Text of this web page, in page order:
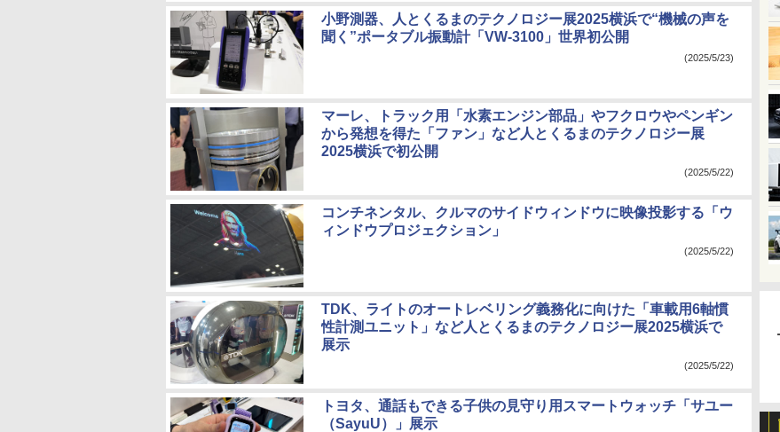
小野測器、人とくるまのテクノロジー展2025横浜で“機械の声を
聞く”ポータブル振動計「VW-3100」世界初公開
(2025/5/23)
マーレ、トラック用「水素エンジン部品」やフクロウやペンギン
から発想を得た「ファン」など人とくるまのテクノロジー展
2025横浜で初公開
(2025/5/22)
コンチネンタル、クルマのサイドウィンドウに映像投影する「ウ
ィンドウプロジェクション」
(2025/5/22)
TDK、ライトのオートレベリング義務化に向けた「車載用6軸慣
性計測ユニット」など人とくるまのテクノロジー展2025横浜で
展示
(2025/5/22)
トヨタ、通話もできる子供の見守り用スマートウォッチ「サユー
（SayuU）」展示